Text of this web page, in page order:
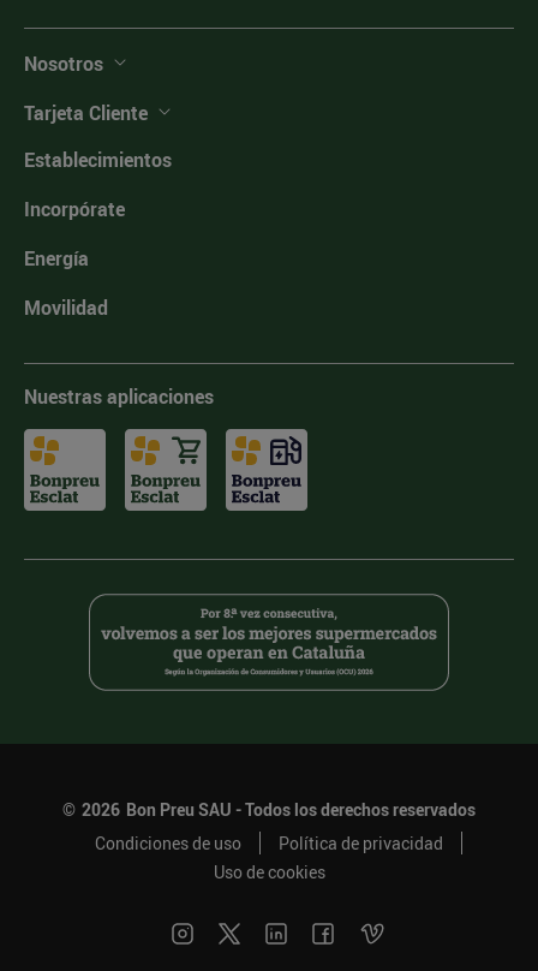
Nosotros
Tarjeta Cliente
Establecimientos
Incorpórate
Energía
Movilidad
Nuestras aplicaciones
© 2026 Bon Preu SAU - Todos los derechos reservados
Condiciones de uso
Política de privacidad
Uso de cookies